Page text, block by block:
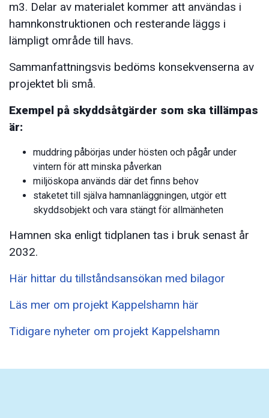
m3. Delar av materialet kommer att användas i
hamnkonstruktionen och resterande läggs i
lämpligt område till havs.
Sammanfattningsvis bedöms konsekvenserna av
projektet bli små.
Exempel på skyddsåtgärder som ska tillämpas
är:
muddring påbörjas under hösten och pågår under
vintern för att minska påverkan
miljöskopa används där det finns behov
staketet till själva hamnanläggningen, utgör ett
skyddsobjekt och vara stängt för allmänheten
Hamnen ska enligt tidplanen tas i bruk senast år
2032.
Här hittar du tillståndsansökan med bilagor
Läs mer om projekt Kappelshamn här
Tidigare nyheter om projekt Kappelshamn